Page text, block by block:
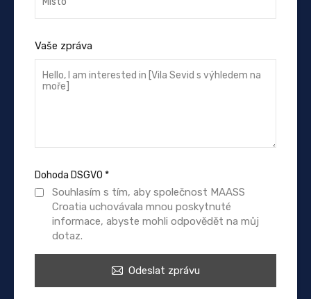
Vaše zpráva
Dohoda DSGVO *
Souhlasím s tím, aby společnost MAASS
Croatia uchovávala mnou poskytnuté
informace, abyste mohli odpovědět na můj
dotaz.
Odeslat zprávu